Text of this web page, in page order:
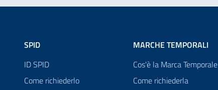
SPID
ID SPID
Come richiederlo
MARCHE TEMPORALI
Cos'è la Marca Temporale
Come richiederla